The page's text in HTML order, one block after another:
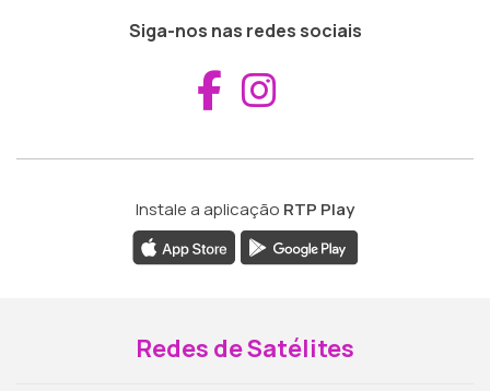
Siga-nos nas redes sociais
Aceder ao
Instale a aplicação RTP Play
Redes de Satélites